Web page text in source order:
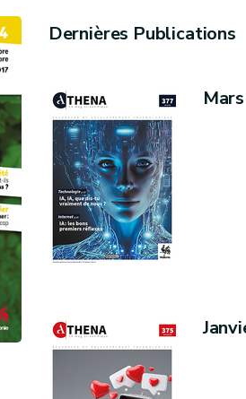
Dernières Publications